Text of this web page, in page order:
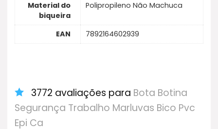
Material do
biqueira
Polipropileno Não Machuca
EAN 7892164602939
3772 avaliações para Bota Botina
Segurança Trabalho Marluvas Bico Pvc
Epi Ca